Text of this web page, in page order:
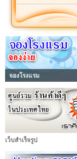
จองโรงแรม
เว็บสำเร็จรูป